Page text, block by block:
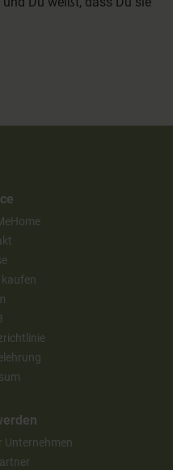
Unternehmen